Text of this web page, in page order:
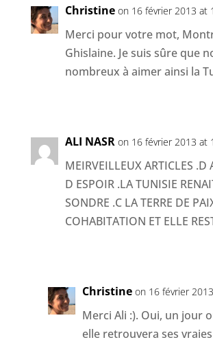
Christine on 16 février 2013 at
Merci pour votre mot,
Ghislaine. Je suis sûre que
nombreux à aimer ainsi la
ALI NASR on 16 février 2013 at
MEIRVEILLEUX ARTICLES .D
D ESPOIR .LA TUNISIE
SONDRE .C LA TERRE DE
COHABITATION ET ELLE
Christine on 16 février
Merci Ali :). Oui, un jour
elle retrouvera ses